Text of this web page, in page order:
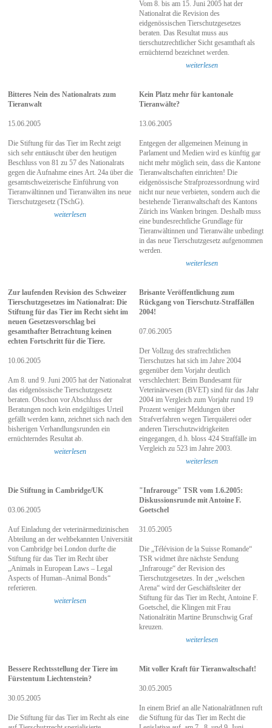
Vom 8. bis am 15. Juni 2005 hat der
Nationalrat die Revision des
eidgenössischen Tierschutzgesetzes
beraten. Das Resultat muss aus
tierschutzrechtlicher Sicht gesamthaft als
ernüchternd bezeichnet werden.
weiterlesen
Bitteres Nein des Nationalrats zum
Tieranwalt
15.06.2005
Die Stiftung für das Tier im Recht zeigt
sich sehr enttäuscht über den heutigen
Beschluss von 81 zu 57 des Nationalrats
gegen die Aufnahme eines Art. 24a über die
gesamtschweizerische Einführung von
Tieranwältinnen und Tieranwälten ins neue
Tierschutzgesetz (TSchG).
weiterlesen
Kein Platz mehr für kantonale
Tieranwälte?
13.06.2005
Entgegen der allgemeinen Meinung in
Parlament und Medien wird es künftig gar
nicht mehr möglich sein, dass die Kantone
Tieranwaltschaften einrichten! Die
eidgenössische Strafpro­zessord­nung wird
nicht nur neue verbieten, sondern auch die
bestehende Tieranwaltschaft des Kan­tons
Zürich ins Wanken bringen. Deshalb muss
eine bundesrechtliche Grundlage für
Tieranwältinnen und Tieranwälte unbedingt
in das neue Tierschutzgesetz aufgenommen
werden.
weiterlesen
Zur laufenden Revision des Schweizer
Tierschutzgesetzes im Nationalrat: Die
Stiftung für das Tier im Recht sieht im
neuen Gesetzesvorschlag bei
gesamthafter Betrachtung keinen
echten Fortschritt für die Tiere.
10.06.2005
Am 8. und 9. Juni 2005 hat der Nationalrat
das eidgenössische Tierschutzgesetz
beraten. Obschon vor Abschluss der
Beratungen noch kein endgültiges Urteil
gefällt werden kann, zeichnet sich nach den
bisherigen Verhandlungsrunden ein
ernüchterndes Resultat ab.
weiterlesen
Brisante Veröffentlichung zum
Rückgang von Tierschutz-Straffällen
2004!
07.06.2005
Der Vollzug des strafrechtlichen
Tierschutzes hat sich im Jahre 2004
gegenüber dem Vorjahr deutlich
verschlechtert: Beim Bundesamt für
Veterinärwesen (BVET) sind für das Jahr
2004 im Ver­gleich zum Vorjahr rund 19
Prozent weniger Meldungen über
Strafverfahren wegen Tierquä­lerei oder
anderen Tierschutzwidrigkeiten
eingegangen, d.h. bloss 424 Straffälle im
Vergleich zu 523 im Jahre 2003.
weiterlesen
Die Stiftung in Cambridge/UK
03.06.2005
Auf Einladung der veterinärmedizinischen
Abteilung an der weltbekannten Universität
von Cambridge bei London durfte die
Stiftung für das Tier im Recht über
„Animals in European Laws – Legal
Aspects of Human–Animal Bonds“
referieren.
weiterlesen
"Infrarouge" TSR vom 1.6.2005:
Diskussionsrunde mit Antoine F.
Goetschel
31.05.2005
Die „Télévision de la Suisse Romande“
TSR widmet ihre nächste Sendung
„Infrarouge“ der Revision des
Tierschutzgesetzes. In der „welschen
Arena“ wird der Geschäftsleiter der
Stiftung für das Tier im Recht, Antoine F.
Goetschel, die Klingen mit Frau
Nationalrätin Martine Brunschwig Graf
kreuzen.
weiterlesen
Bessere Rechtsstellung der Tiere im
Fürstentum Liechtenstein?
30.05.2005
Die Stiftung für das Tier im Recht als eine
Mit voller Kraft für Tieranwaltschaft!
30.05.2005
In einem Brief an alle NationalrätInnen ruft
die Stiftung für das Tier im Recht die